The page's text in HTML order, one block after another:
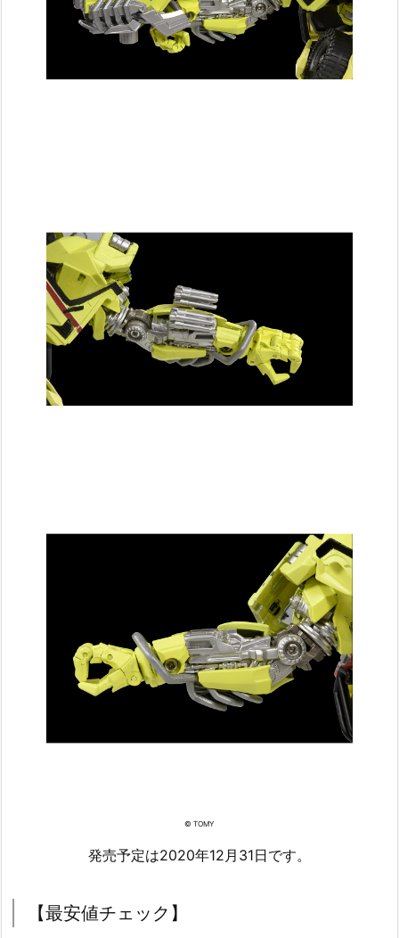
© TOMY
発売予定は2020年12月31日です。
【最安値チェック】